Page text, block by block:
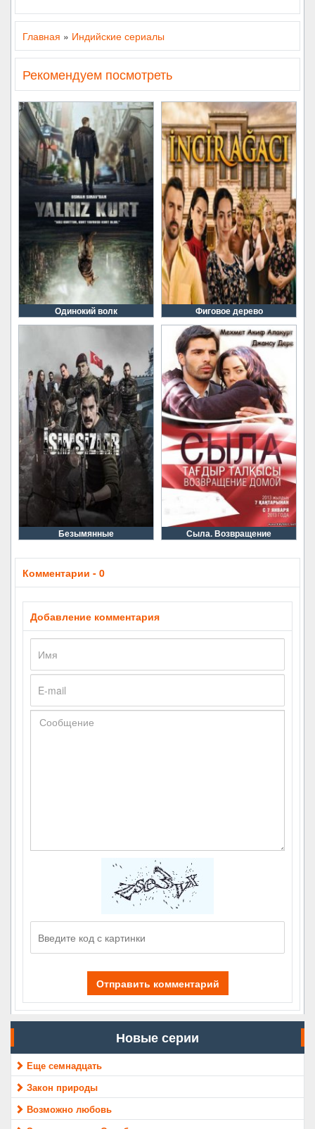
Главная » Индийские сериалы
Рекомендуем посмотреть
Одинокий волк Фиговое дерево
Безымянные Сыла. Возвращение
Комментарии - 0
Добавление комментария
Отправить комментарий
Новые серии
Еще семнадцать
Закон природы
Возможно любовь